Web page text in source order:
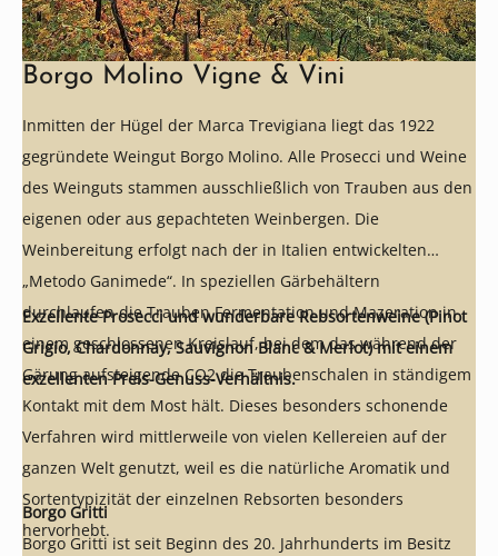
Borgo Molino Vigne & Vini
Inmitten der Hügel der Marca Trevigiana liegt das 1922
gegründete Weingut Borgo Molino. Alle Prosecci und Weine
des Weinguts stammen ausschließlich von Trauben aus den
eigenen oder aus gepachteten Weinbergen. Die
Weinbereitung erfolgt nach der in Italien entwickelten
„Metodo Ganimede“. In speziellen Gärbehältern
durchlaufen die Trauben Fermentation und Mazeration in
einem geschlossenen Kreislauf, bei dem das während der
Gärung aufsteigende CO2 die Traubenschalen in ständigem
Kontakt mit dem Most hält. Dieses besonders schonende
Verfahren wird mittlerweile von vielen Kellereien auf der
ganzen Welt genutzt, weil es die natürliche Aromatik und
Sortentypizität der einzelnen Rebsorten besonders
hervorhebt.
Exzellente Prosecci und wunderbare Rebsortenweine (Pinot
Grigio, Chardonnay, Sauvignon Blanc & Merlot) mit einem
exzellenten Preis-Genuss-Verhältnis.
Borgo Gritti
Borgo Gritti ist seit Beginn des 20. Jahrhunderts im Besitz